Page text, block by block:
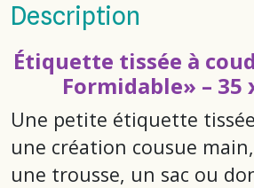
Description
Étiquette tissée à
Formidable» – 35
Une petite étiquette
une création cousue
une trousse, un sac ou